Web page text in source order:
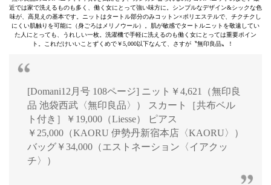
近では家で洗えるものも多く、働く女にとって強い味方に。シンプルなデザイン&シックな色
味が、高見えの基本です。ニットはタートル部分のみコットン×ポリエステルで、チクチクし
にくい肌触りを可能に（身ごろはメリノウール）。肌が敏感でタートルニットを敬遠してい
た人にとっても、うれしい一枚。洗濯機で手軽に洗えるのも働く女にとっては重要ポイン
ト。これだけいいことずくめで￥5,000以下なんて、さすが〝無印良品〟！
[Domani12月号 108ページ] ニット￥4,621（無印良
品 池袋西武〈無印良品〉） スカート［共布ベル
ト付き］￥19,000（Liesse） ピアス
￥25,000（KAORU 伊勢丹新宿本店〈KAORU〉）
バッグ￥34,000（エストネーション〈イアクッ
チ〉）